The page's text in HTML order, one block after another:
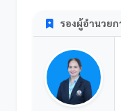
รองผู้อำนวย